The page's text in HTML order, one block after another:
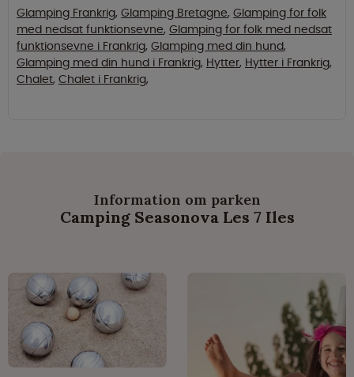
Glamping Frankrig, Glamping Bretagne, Glamping for folk
med nedsat funktionsevne, Glamping for folk med nedsat
funktionsevne i Frankrig, Glamping med din hund,
Glamping med din hund i Frankrig, Hytter, Hytter i Frankrig,
Chalet, Chalet i Frankrig,
Information om parken
Camping Seasonova Les 7 Iles